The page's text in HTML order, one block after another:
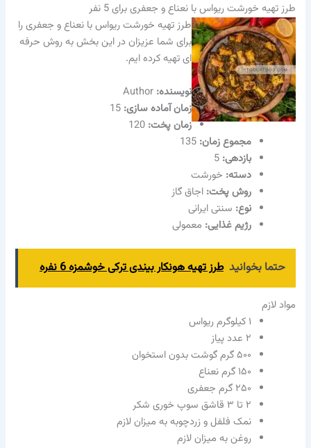
طرز تهیه خورشت ریواس با نعناع و جعفری برای 5 نفر
طرز تهیه خورشت ریواس با نعناع و جعفری را
برای شما عزیزان در این بخش به روش حرفه
ای تهیه کرده ایم.
نویسنده‌: Author
زمان آماده سازی: 15
زمان پخت: 120
مجموع زمان: 135
بازدهی: 5
دسته: خورشت
روش پخت: اجاق گاز
نوع: سنتی ایرانی
رژیم غذایی: معمولی
حتما بخوانید طرز تهیه هونکار بیندی ترکی خوشمزه 6 نفره
مواد لازم
۱ کیلوگرم ریواس
۲ عدد پیاز
۵۰۰ گرم گوشت بدون استخوان
۱۵۰ گرم نعناع
۲۵۰ گرم جعفری
۲ تا ۳ قاشق سوپ خوری شکر
نمک فلفل و زردچوبه به میزان لازم
روغن به میزان لازم